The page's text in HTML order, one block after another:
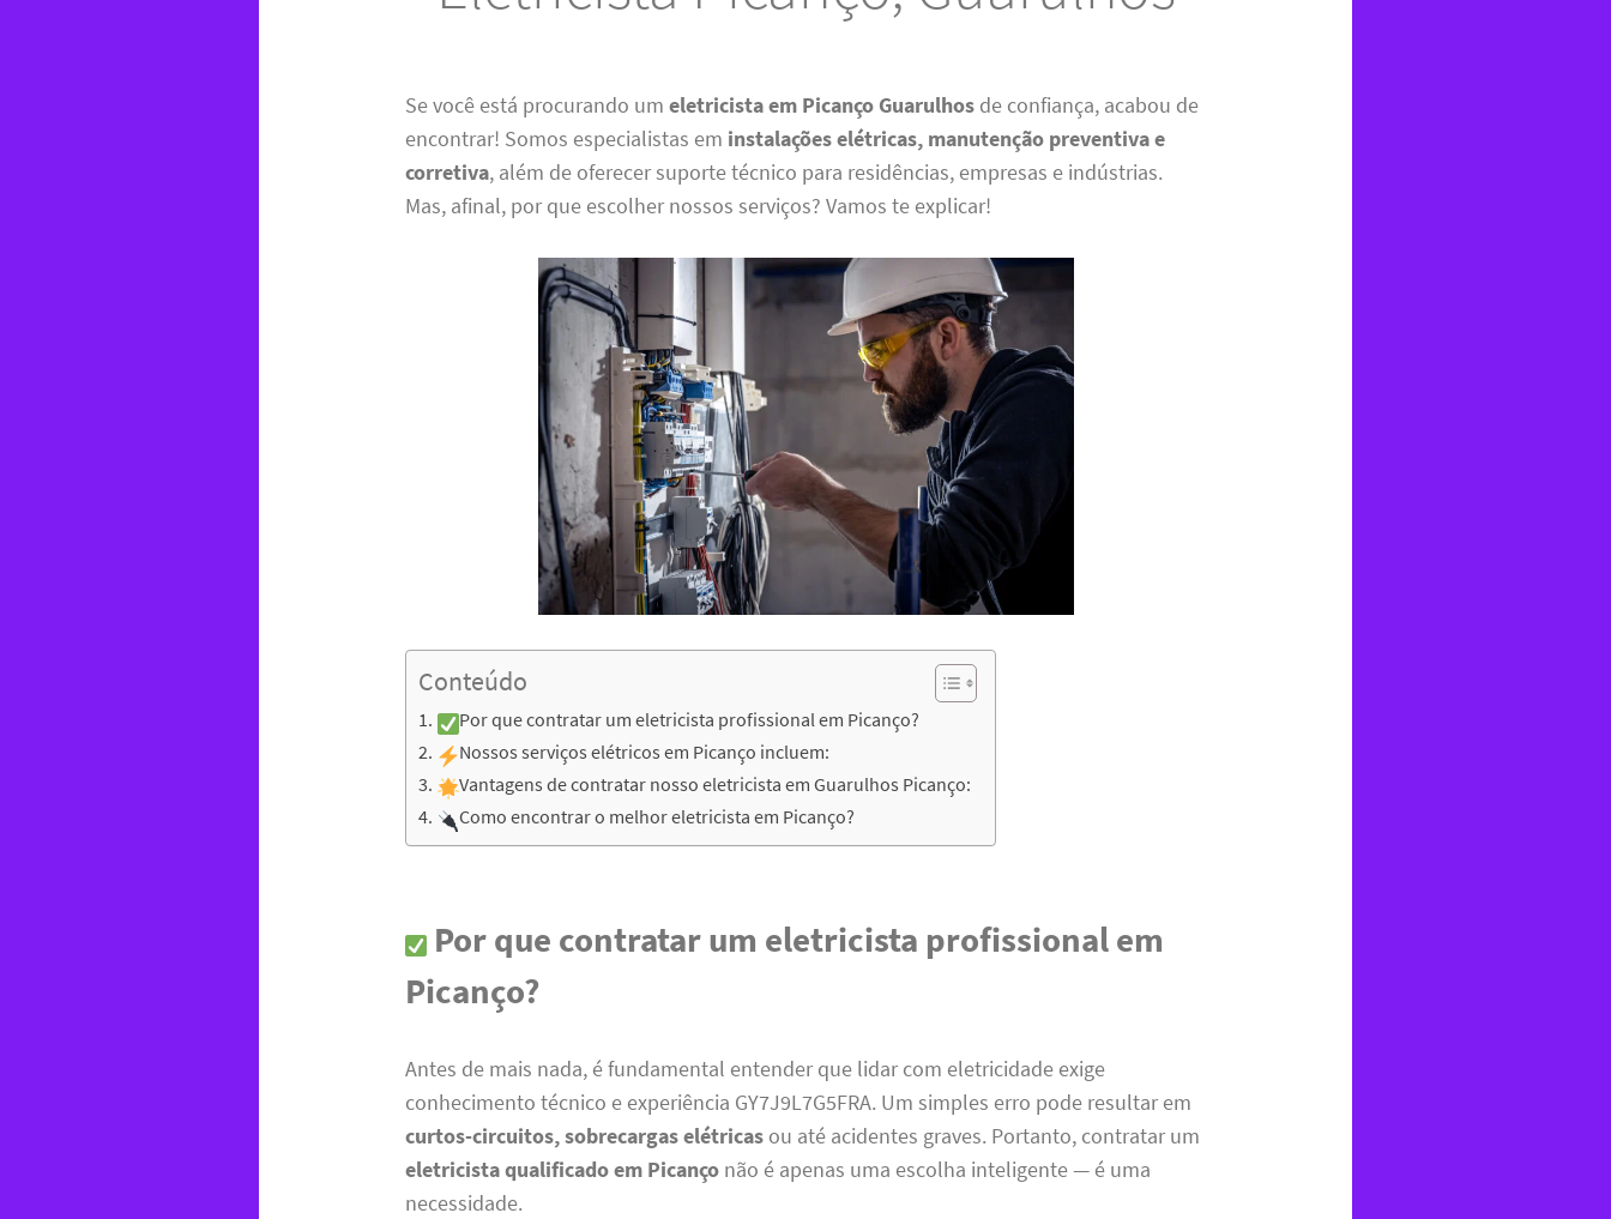
Se você está procurando umeletricista em Picanço Guarulhos de confiança, acabou de
encontrar! Somos especialistas em instalações elétricas, manutenção preventiva e
corretiva, além de oferecer suporte técnico para residências, empresas e indústrias.
Mas, afinal, por que escolher nossos serviços? Vamos te explicar!
Conteúdo
Por que contratar um eletricista profissional em Picanço?
Nossos serviços elétricos em Picanço incluem:
Vantagens de contratar nosso eletricista em Guarulhos Picanço:
Como encontrar o melhor eletricista em Picanço?
Por que contratar um eletricista profissional em
Picanço?
Antes de mais nada, é fundamental entender que lidar com eletricidade exige
conhecimento técnico e experiência GY7J9L7G5FRA. Um simples erro pode resultar em
curtos-circuitos, sobrecargas elétricas ou até acidentes graves. Portanto, contratar um
eletricista qualificado em Picanço não é apenas uma escolha inteligente — é uma
necessidade.